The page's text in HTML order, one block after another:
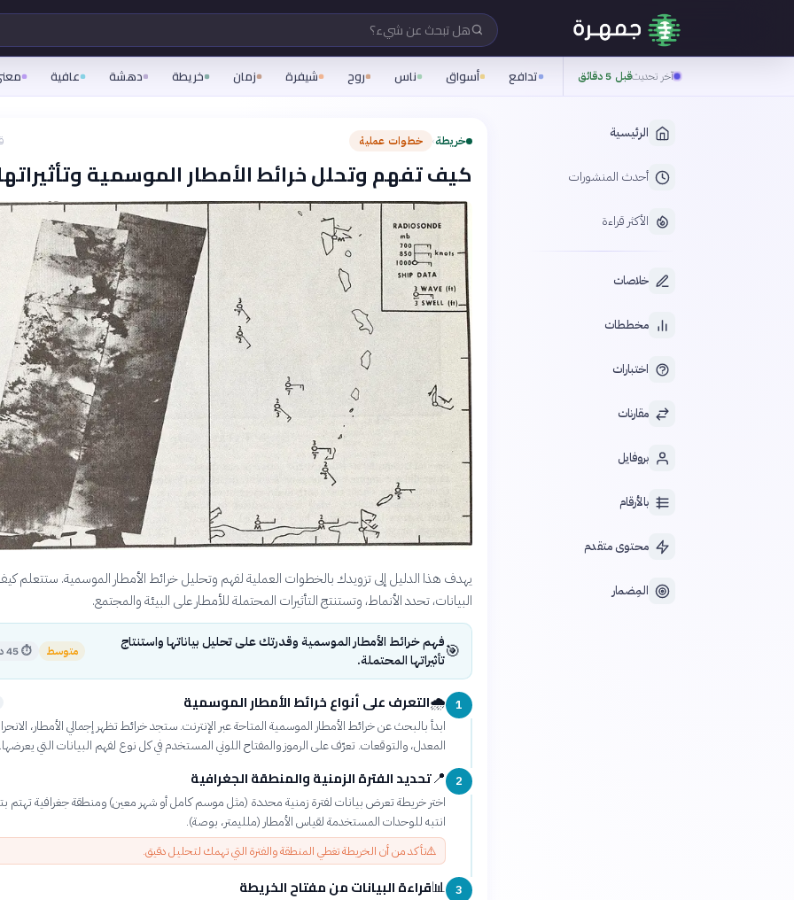
هل تبحث عن شيء؟
آخر تحديثقبل 5 دقائق تدافع أسواق ناس روح شيفرة زمان خريطة دهشة عافية
الرئيسية
أحدث المنشورات
الأكثر قراءة
خلاصات
مخططات
اختبارات
مقارنات
بروفايل
بالأرقام
محتوى متقدم
المِضمار
خريطة› خطوات عملية
كيف تفهم وتحلل خرائط الأمطار الموسمية
يهدف هذا الدليل إلى تزويدك بالخطوات العملية لفهم وتحليل خرائط الأمطار الموسمية. ستتعلم
البيانات، تحدد الأنماط، وتستنتج التأثيرات المحتملة للأمطار على البيئة والمجتمع.
🎯فهم خرائط الأمطار الموسمية وقدرتك على تحليل بياناتها واستنتاج
تأثيراتها المحتملة.
متوسط ⏱45 دقيقة
1
🌧️التعرف على أنواع خرائط الأمطار الموسمية
ابدأ بالبحث عن خرائط الأمطار الموسمية المتاحة عبر الإنترنت. ستجد خرائط تظهر إجمالي الأمطار،
المعدل، والتوقعات. تعرّف على الرموز والمفتاح اللوني المستخدم في كل نوع لفهم البيانات التي يعرضها.
2
📍تحديد الفترة الزمنية والمنطقة الجغرافية
اختر خريطة تعرض بيانات لفترة زمنية محددة (مثل موسم كامل أو شهر معين) ومنطقة جغرافية تهتم
انتبه للوحدات المستخدمة لقياس الأمطار (ملليمتر، بوصة).
⚠️تأكد من أن الخريطة تغطي المنطقة والفترة التي تهمك لتحليل دقيق.
3
📊قراءة البيانات من مفتاح الخريطة